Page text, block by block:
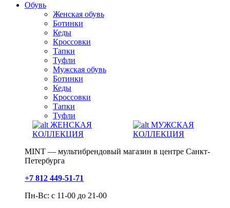
Обувь
Женская обувь
Ботинки
Кеды
Кроссовки
Тапки
Туфли
Мужская обувь
Ботинки
Кеды
Кроссовки
Тапки
Туфли
ЖЕНСКАЯ
КОЛЛЕКЦИЯ
МУЖСКАЯ
КОЛЛЕКЦИЯ
MINT — мультибрендовый магазин в центре Санкт-
Петербурга
+7 812 449-51-71
Пн-Вс: с 11-00 до 21-00